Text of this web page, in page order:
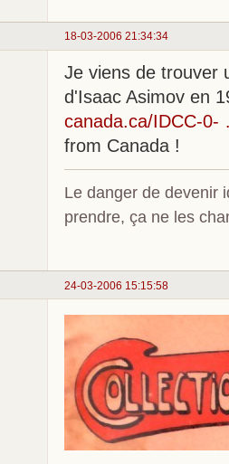
18-03-2006 21:34:34
Je viens de trouver
d'Isaac Asimov en
canada.ca/IDCC-
from Canada !
Le danger de devenir
prendre, ça ne les
24-03-2006 15:15:58